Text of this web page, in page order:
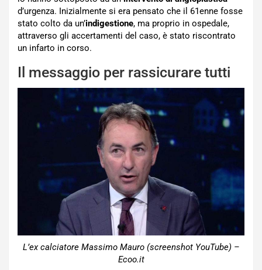
d’urgenza. Inizialmente si era pensato che il 61enne fosse
stato colto da un’indigestione, ma proprio in ospedale,
attraverso gli accertamenti del caso, è stato riscontrato
un infarto in corso.
Il messaggio per rassicurare tutti
L’ex calciatore Massimo Mauro (screenshot YouTube) –
Ecoo.it